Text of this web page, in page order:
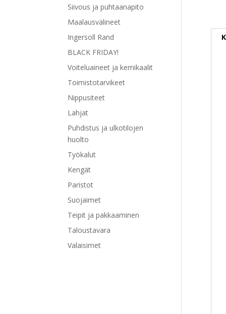
Siivous ja puhtaanapito
Maalausvälineet
Ingersoll Rand
BLACK FRIDAY!
Voiteluaineet ja kemikaalit
Toimistotarvikeet
Nippusiteet
Lahjat
Puhdistus ja ulkotilojen
huolto
Työkalut
Kengät
Paristot
Suojaimet
Teipit ja pakkaaminen
Taloustavara
Valaisimet